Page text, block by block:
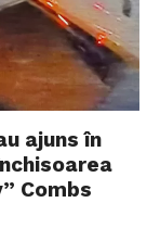
ajuns în
Combs